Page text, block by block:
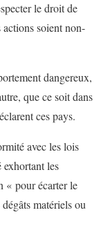
le droit de
soient non-
dangereux,
que ce soit dans
ces pays.
avec les lois
les
« pour écarter le
matériels ou